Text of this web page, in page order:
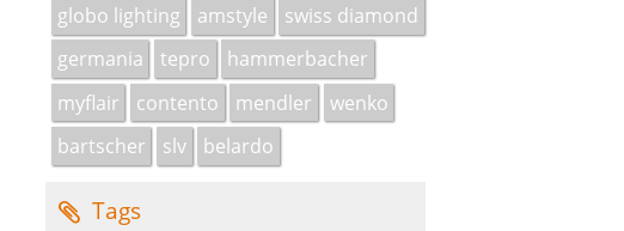
globo lighting
amstyle
swiss diamond
germania
tepro
hammerbacher
myflair
contento mendler
wenko
bartscher
slv belardo
Tags